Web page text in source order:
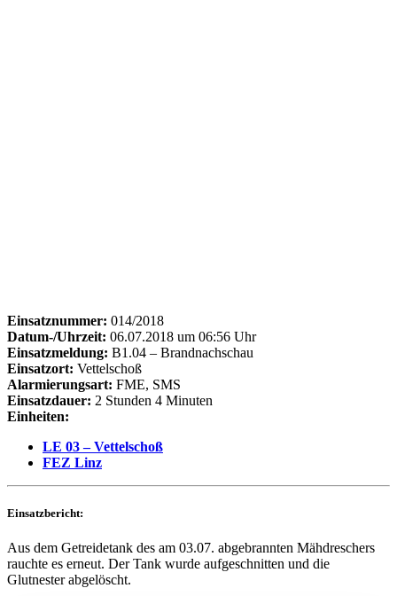
Einsatznummer: 014/2018
Datum-/Uhrzeit: 06.07.2018 um 06:56 Uhr
Einsatzmeldung: B1.04 – Brandnachschau
Einsatzort: Vettelschoß
Alarmierungsart: FME, SMS
Einsatzdauer: 2 Stunden 4 Minuten
Einheiten:
LE 03 – Vettelschoß
FEZ Linz
Einsatzbericht:
Aus dem Getreidetank des am 03.07. abgebrannten Mähdreschers
rauchte es erneut. Der Tank wurde aufgeschnitten und die
Glutnester abgelöscht.